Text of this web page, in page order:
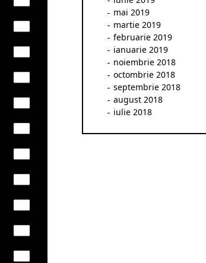
mai 2019
martie 2019
februarie 2019
ianuarie 2019
noiembrie 2018
octombrie 2018
septembrie 2018
august 2018
iulie 2018